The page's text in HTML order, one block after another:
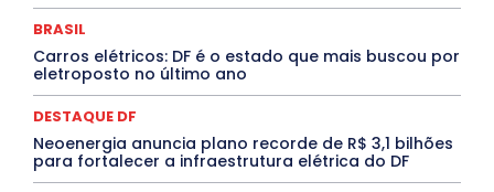
TÁ FROID? TEATRO TECNOLOGIA
TIC TAC
Mais
BRASIL
Carros elétricos: DF é o estado que mais buscou por
eletroposto no último ano
DESTAQUE DF
Neoenergia anuncia plano recorde de R$ 3,1 bilhões
para fortalecer a infraestrutura elétrica do DF